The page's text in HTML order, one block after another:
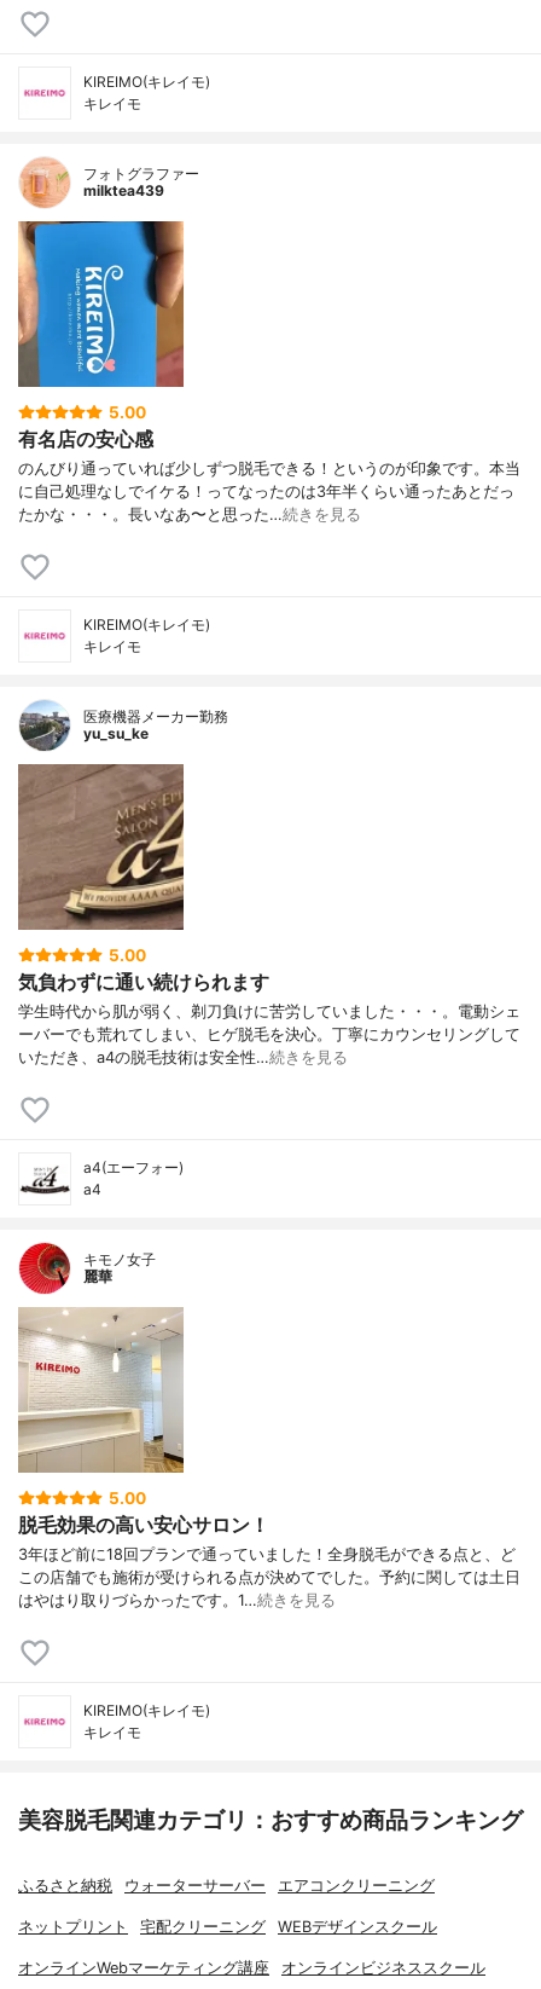
KIREIMO(キレイモ)
キレイモ
フォトグラファー
milktea439
5.00
有名店の安心感
のんびり通っていれば少しずつ脱毛できる！というのが印象です。本当
に自己処理なしでイケる！ってなったのは3年半くらい通ったあとだっ
たかな・・・。長いなあ〜と思った…続きを見る
KIREIMO(キレイモ)
キレイモ
医療機器メーカー勤務
yu_su_ke
5.00
気負わずに通い続けられます
学生時代から肌が弱く、剃刀負けに苦労していました・・・。電動シェ
ーバーでも荒れてしまい、ヒゲ脱毛を決心。丁寧にカウンセリングして
いただき、a4の脱毛技術は安全性…続きを見る
a4(エーフォー)
a4
キモノ女子
麗華
5.00
脱毛効果の高い安心サロン！
3年ほど前に18回プランで通っていました！全身脱毛ができる点と、ど
この店舗でも施術が受けられる点が決めてでした。予約に関しては土日
はやはり取りづらかったです。1…続きを見る
KIREIMO(キレイモ)
キレイモ
美容脱毛関連カテゴリ：おすすめ商品ランキング
ふるさと納税 ウォーターサーバー エアコンクリーニング
ネットプリント 宅配クリーニング WEBデザインスクール
オンラインWebマーケティング講座 オンラインビジネススクール